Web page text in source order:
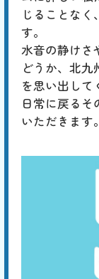
じることな
す。
水音の静けさ
どうか、北
を思い出して
日常に戻るそ
いただきます。